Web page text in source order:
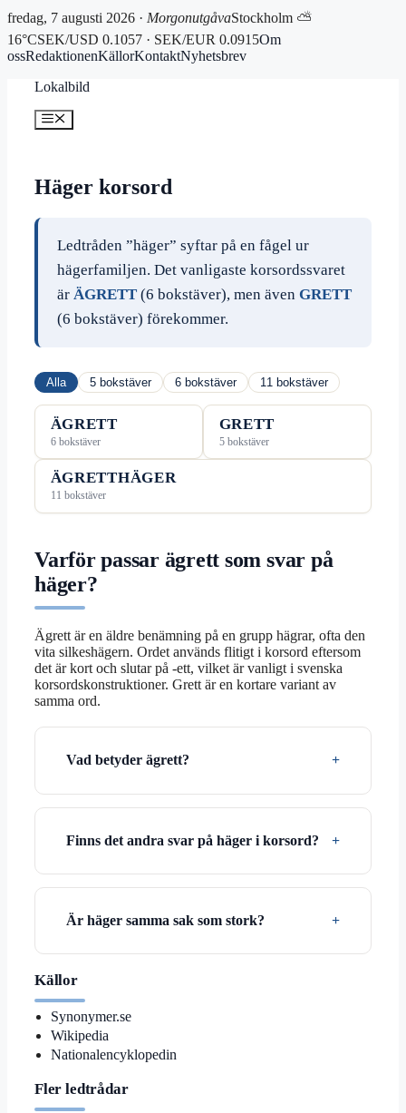
fredag, 7 augusti 2026 · MorgonutgåvaStockholm ⛅
16°CSEK/USD 0.1057 · SEK/EUR 0.0915Om
ossRedaktionenKällorKontaktNyhetsbrev
Lokalbild
Meny
Häger korsord
Ledtråden ”häger” syftar på en fågel ur
hägerfamiljen. Det vanligaste korsordssvaret
är ÄGRETT(6 bokstäver), men även GRETT
(6 bokstäver) förekommer.
Alla 5 bokstäver 6 bokstäver 11 bokstäver
ÄGRETT
6 bokstäver
GRETT
5 bokstäver
ÄGRETTHÄGER
11 bokstäver
Varför passar ägrett som svar på
häger?
Ägrett är en äldre benämning på en grupp hägrar, ofta den
vita silkeshägern. Ordet används flitigt i korsord eftersom
det är kort och slutar på -ett, vilket är vanligt i svenska
korsordskonstruktioner. Grett är en kortare variant av
samma ord.
Vad betyder ägrett?
Finns det andra svar på häger i korsord?
Är häger samma sak som stork?
Källor
Synonymer.se
Wikipedia
Nationalencyklopedin
Fler ledtrådar